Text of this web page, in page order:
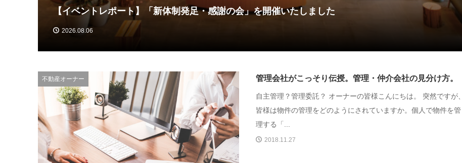
【イベントレポート】「新体制発足・感謝の会」を開催いたしました
2026.08.06
不動産オーナー 管理会社がこっそり伝授。管理・仲介会社の見分け方。
自主管理？管理委託？ オーナーの皆様こんにちは。 突然ですが、
皆様は物件の管理をどのようにされていますか。個人で物件を管
理する「...
2018.11.27